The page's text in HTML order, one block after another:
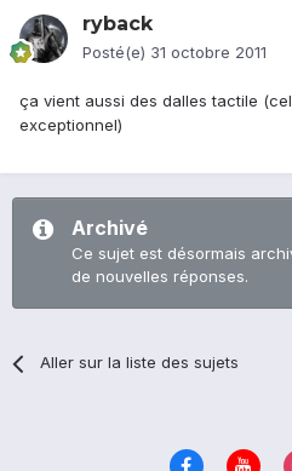
ryback
Posté(e) 31 octobre 2011
ça vient aussi des dalles tactile
exceptionnel)
Archivé
Ce sujet est désormais
de nouvelles réponses.
Aller sur la liste des sujets